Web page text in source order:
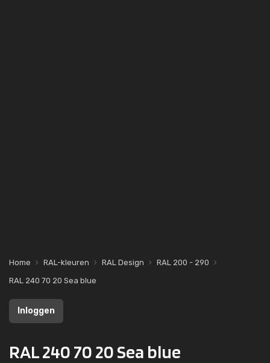
Home RAL-kleuren RAL Design
RAL 200 - 290
RAL 240 70 20 Sea blue
Inloggen
RAL 240 70 20 Sea blue